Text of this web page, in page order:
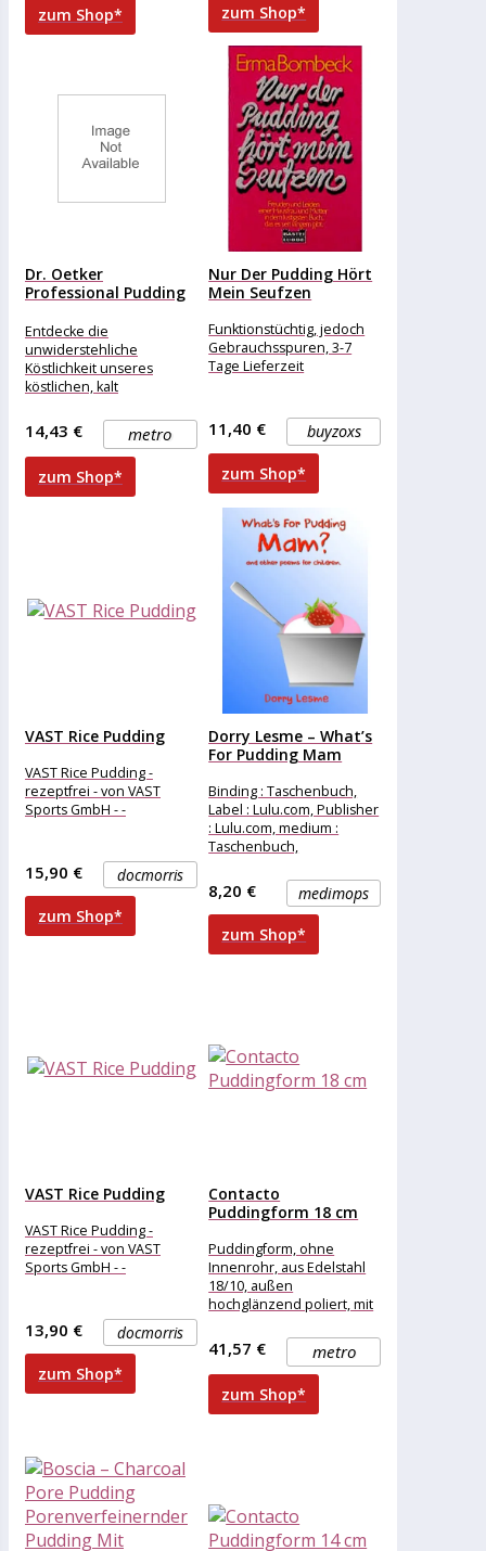
zum Shop* zum Shop*
Dr. Oetker
Professional Pudding
Entdecke die
unwiderstehliche
Köstlichkeit unseres
köstlichen, kalt
seiner außergewöhnlich
cremig-feinen Konsistenz.
Dieser Genuss verführt mit
dem unvergleichlichen
metro
14,43 €
zum Shop*
Nur Der Pudding Hört
Mein Seufzen
Funktionstüchtig, jedoch
Gebrauchsspuren, 3-7
Tage Lieferzeit
buyzoxs
11,40 €
zum Shop*
VAST Rice Pudding
VAST Rice Pudding -
rezeptfrei - von VAST
Sports GmbH - -
docmorris
15,90 €
zum Shop*
Dorry Lesme – What’s
For Pudding Mam
Binding : Taschenbuch,
Label : Lulu.com, Publisher
: Lulu.com, medium :
Taschenbuch,
publicationDate : 2015-12-
17, releaseDate :medimops
8,20 €
zum Shop*
VAST Rice Pudding
VAST Rice Pudding -
rezeptfrei - von VAST
Sports GmbH - -
docmorris
13,90 €
zum Shop*
Contacto
Puddingform 18 cm
Puddingform, ohne
Innenrohr, aus Edelstahl
18/10, außen
hochglänzend poliert, mit
metro
41,57 €
zum Shop*